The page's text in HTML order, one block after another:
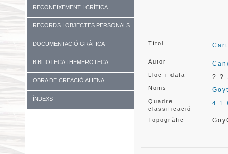
RECONEIXEMENT I CRÍTICA
RECORDS I OBJECTES PERSONALS
DOCUMENTACIÓ GRÀFICA
BIBLIOTECA I HEMEROTECA
OBRA DE CREACIÓ ALIENA
ÍNDEXS
Títol
Autor
Lloc i data ?-?-
Noms
Quadre
classificació
4.1
Topogràfic